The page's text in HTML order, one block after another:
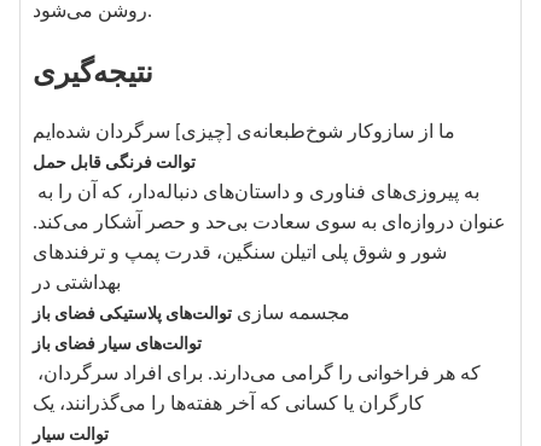
روشن می‌شود.
نتیجه‌گیری
ما از سازوکار شوخ‌طبعانه‌ی [چیزی] سرگردان شده‌ایم
توالت فرنگی قابل حمل
عنوان دروازه‌ای به سوی سعادت بی‌حد و حصر آشکار می‌کند.
شور و شوق پلی اتیلن سنگین، قدرت پمپ و ترفندهای
بهداشتی در
توالت‌های پلاستیکی فضای باز مجسمه سازی
توالت‌های سیار فضای باز
کارگران یا کسانی که آخر هفته‌ها را می‌گذرانند، یک
توالت سیار